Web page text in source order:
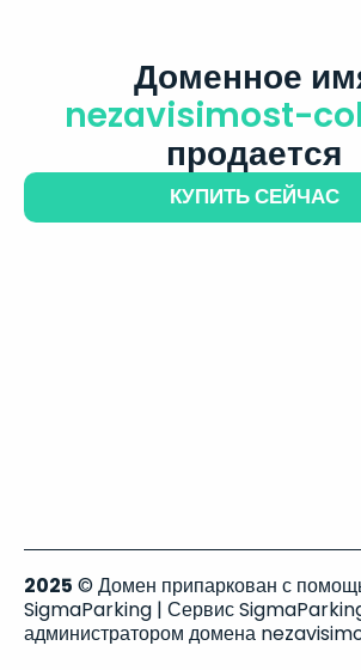
Доменное
nezavisimost-
продается
КУПИТЬ СЕЙЧАС
2025 © Домен припаркован с
SigmaParking | Сервис
администратором домена